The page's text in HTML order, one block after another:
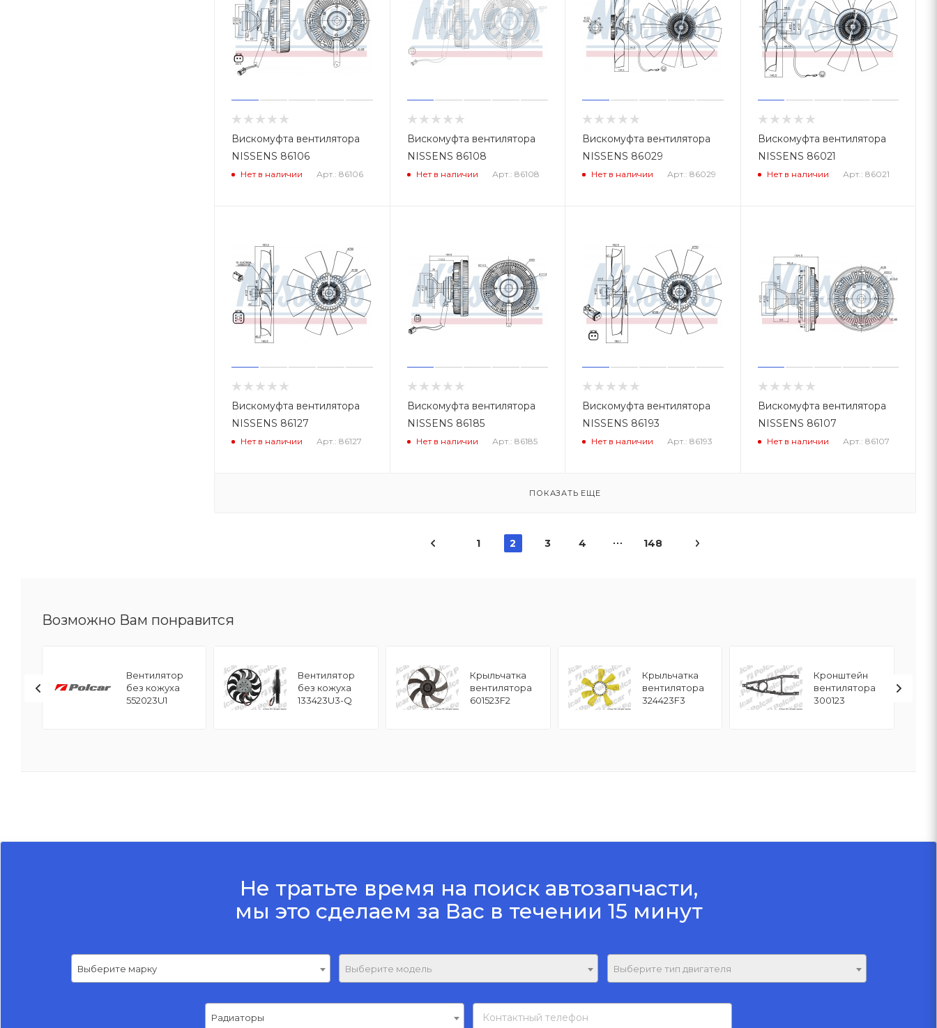
Вискомуфта вентилятора
NISSENS 86106
Нет в наличии Арт.: 86106
Вискомуфта вентилятора
NISSENS 86108
Нет в наличии Арт.: 86108
Вискомуфта вентилятора
NISSENS 86029
Нет в наличии Арт.: 86029
Вискомуфта вентилятора
NISSENS 86021
Нет в наличии Арт.: 86021
Вискомуфта вентилятора
NISSENS 86127
Нет в наличии Арт.: 86127
Вискомуфта вентилятора
NISSENS 86185
Нет в наличии Арт.: 86185
Вискомуфта вентилятора
NISSENS 86193
Нет в наличии Арт.: 86193
Вискомуфта вентилятора
NISSENS 86107
Нет в наличии Арт.: 86107
ПОКАЗАТЬ ЕЩЕ
1 2 3 4 148
Возможно Вам понравится
Вентилятор
без кожуха
552023U1
Вентилятор
без кожуха
133423U3-Q
Крыльчатка
вентилятора
601523F2
Крыльчатка
вентилятора
324423F3
Кронштейн
вентилятора
300123
Не тратьте время на поиск автозапчасти,
мы это сделаем за Вас в течении 15 минут
Выберите марку Выберите модель Выберите тип двигателя
Радиаторы